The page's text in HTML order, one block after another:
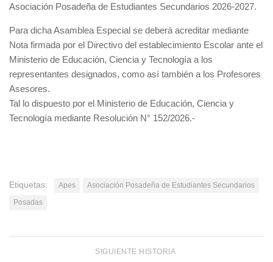
Asociación Posadeña de Estudiantes Secundarios 2026-2027.
Para dicha Asamblea Especial se deberá acreditar mediante
Nota firmada por el Directivo del establecimiento Escolar ante el
Ministerio de Educación, Ciencia y Tecnología a los
representantes designados, como así también a los Profesores
Asesores.
Tal lo dispuesto por el Ministerio de Educación, Ciencia y
Tecnología mediante Resolución N° 152/2026.-
Etiquetas: Apes
Asociación Posadeña de Estudiantes Secundarios
Posadas
SIGUIENTE HISTORIA